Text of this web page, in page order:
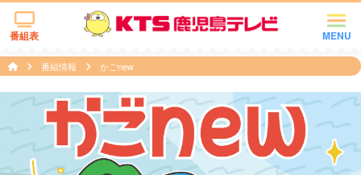
MENU
番組表
番組情報 かごnew